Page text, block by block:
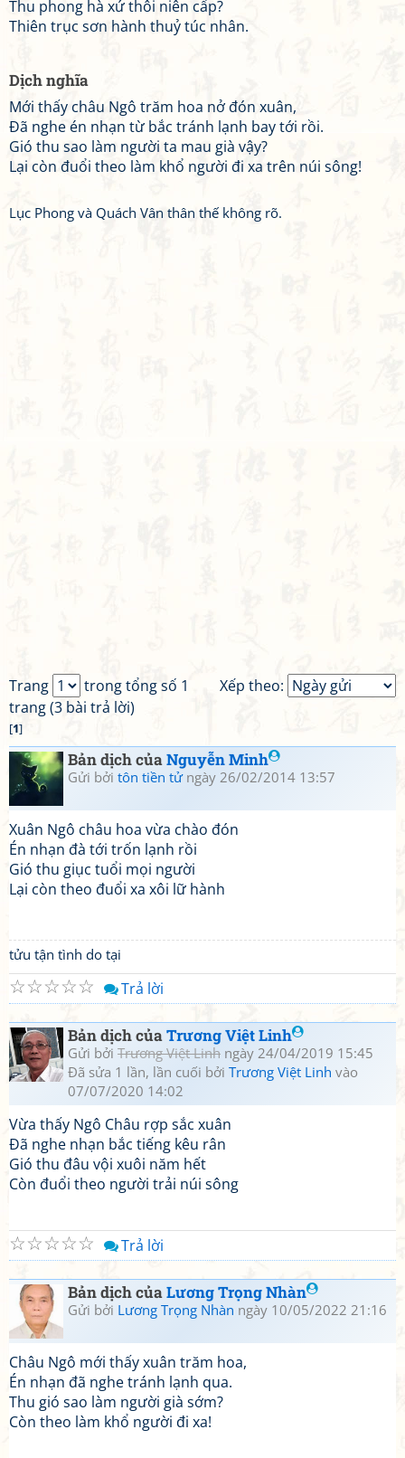
Thu phong hà xứ thôi niên cấp?
Thiên trục sơn hành thuỷ túc nhân.
Dịch nghĩa
Mới thấy châu Ngô trăm hoa nở đón xuân,
Đã nghe én nhạn từ bắc tránh lạnh bay tới rồi.
Gió thu sao làm người ta mau già vậy?
Lại còn đuổi theo làm khổ người đi xa trên núi sông!
Lục Phong và Quách Vân thân thế không rõ.
Xếp theo:
Trang
trong tổng số 1
trang (3 bài trả lời)
[1]
Bản dịch củaNguyễn Minh
Gửi bởi tôn tiền tửngày 26/02/2014 13:57
Xuân Ngô châu hoa vừa chào đón
Én nhạn đà tới trốn lạnh rồi
Gió thu giục tuổi mọi người
Lại còn theo đuổi xa xôi lữ hành
tửu tận tình do tại
☆
☆
☆
☆
☆ Trả lời
Bản dịch củaTrương Việt Linh
Gửi bởi Trương Việt Linh ngày 24/04/2019 15:45
Đã sửa 1 lần, lần cuối bởi Trương Việt Linh vào
07/07/2020 14:02
Vừa thấy Ngô Châu rợp sắc xuân
Đã nghe nhạn bắc tiếng kêu rân
Gió thu đâu vội xuôi năm hết
Còn đuổi theo người trải núi sông
☆
☆
☆
☆
☆ Trả lời
Bản dịch củaLương Trọng Nhàn
Gửi bởi Lương Trọng Nhàn ngày 10/05/2022 21:16
Châu Ngô mới thấy xuân trăm hoa,
Én nhạn đã nghe tránh lạnh qua.
Thu gió sao làm người già sớm?
Còn theo làm khổ người đi xa!